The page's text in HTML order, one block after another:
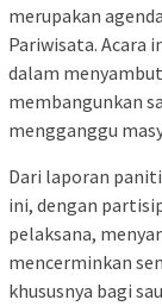
merupakan
Pariwisata. Acara
dalam
membangunkan
mengganggu
Dari laporan
ini, dengan
pelaksana,
mencerminkan
khususnya bagi